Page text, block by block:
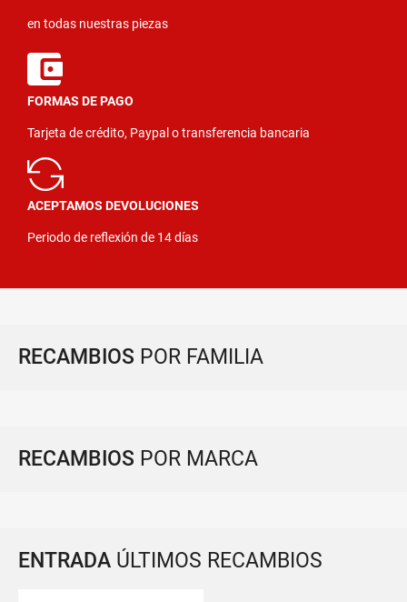
en todas nuestras piezas
FORMAS DE PAGO
Tarjeta de crédito, Paypal o transferencia bancaria
ACEPTAMOS DEVOLUCIONES
Periodo de reflexión de 14 días
RECAMBIOS POR FAMILIA
RECAMBIOS POR MARCA
ENTRADA ÚLTIMOS RECAMBIOS